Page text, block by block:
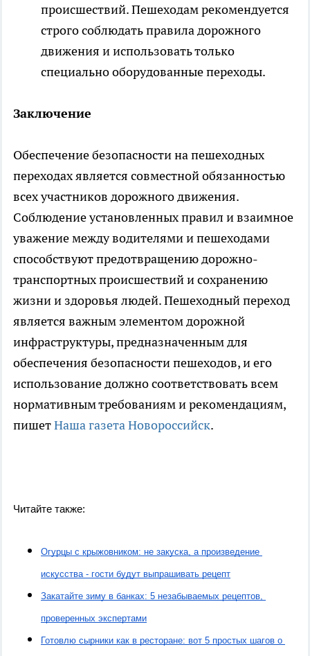
происшествий. Пешеходам рекомендуется
строго соблюдать правила дорожного
движения и использовать только
специально оборудованные переходы.
Заключение
Обеспечение безопасности на пешеходных
переходах является совместной обязанностью
всех участников дорожного движения.
Соблюдение установленных правил и взаимное
уважение между водителями и пешеходами
способствуют предотвращению дорожно-
транспортных происшествий и сохранению
жизни и здоровья людей. Пешеходный переход
является важным элементом дорожной
инфраструктуры, предназначенным для
обеспечения безопасности пешеходов, и его
использование должно соответствовать всем
нормативным требованиям и рекомендациям,
пишетНаша газета Новороссийск.
Читайте также:
Огурцы с крыжовником: не закуска, а произведение
искусства - гости будут выпрашивать рецепт
Закатайте зиму в банках: 5 незабываемых рецептов,
проверенных экспертами
Готовлю сырники как в ресторане: вот 5 простых шагов о